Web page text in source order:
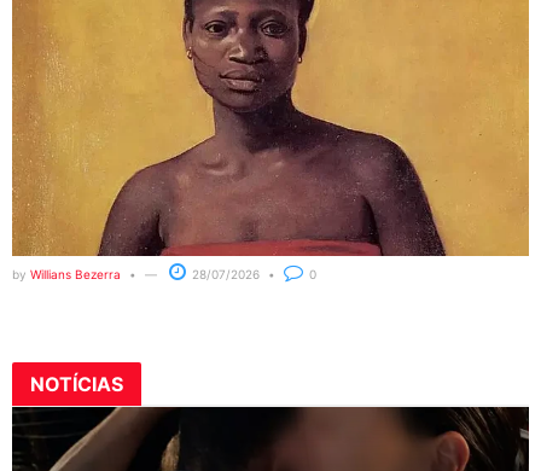
by Willians Bezerra 28/07/2026 0
NOTÍCIAS